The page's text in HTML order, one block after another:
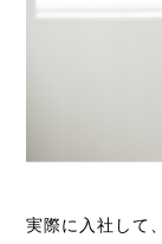
実際に入社して